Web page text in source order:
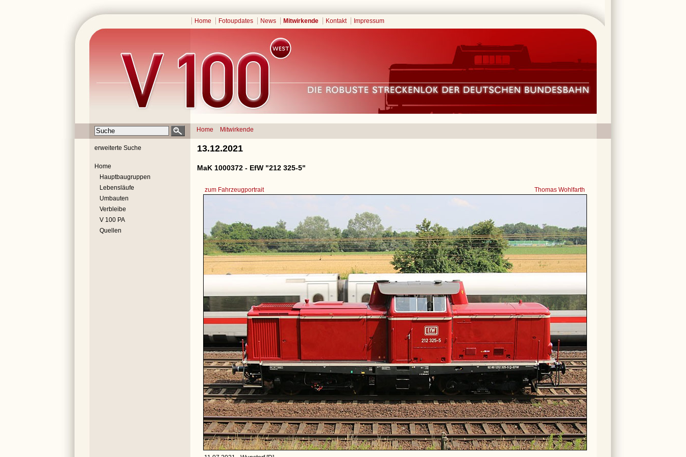
Home Fotoupdates News Mitwirkende Kontakt Impressum
Home Mitwirkende
erweiterte Suche
Home
Hauptbaugruppen
Lebensläufe
Umbauten
Verbleibe
V 100 PA
Quellen
13.12.2021
MaK 1000372 - EfW "212 325-5"
zum Fahrzeugportrait Thomas Wohlfarth